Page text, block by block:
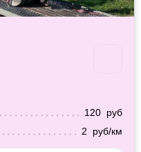
120 руб
2 руб/км